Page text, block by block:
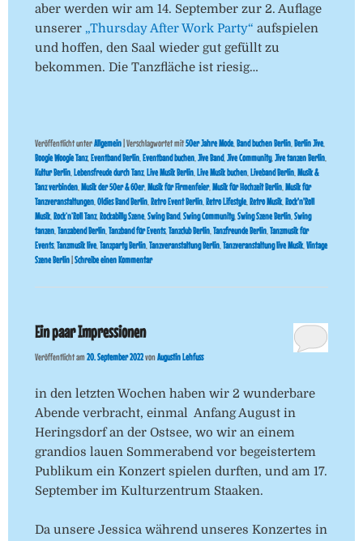
aber werden wir am 14. September zur 2. Auflage
unserer „Thursday After Work Party“ aufspielen
und hoffen, den Saal wieder gut gefüllt zu
bekommen. Die Tanzfläche ist riesig…
Veröffentlicht unterAllgemein|Verschlagwortet mit50er Jahre Mode, Band buchen Berlin, Berlin Jive,
Boogie Woogie Tanz, Eventband Berlin, Eventband buchen, Jive Band, Jive Community, Jive tanzen Berlin,
Kultur Berlin, Lebensfreude durch Tanz, Live Musik Berlin, Live Musik buchen, Liveband Berlin, Musik &
Tanz verbinden, Musik der 50er & 60er, Musik für Firmenfeier, Musik für Hochzeit Berlin, Musik für
Tanzveranstaltungen, Oldies Band Berlin, Retro Event Berlin, Retro Lifestyle, Retro Musik, Rock'n'Roll
Musik, Rock’n’Roll Tanz, Rockabilly Szene, Swing Band, Swing Community, Swing Szene Berlin, Swing
tanzen, Tanzabend Berlin, Tanzband für Events, Tanzclub Berlin, Tanzfreunde Berlin, Tanzmusik für
Events, Tanzmusik live, Tanzparty Berlin, Tanzveranstaltung Berlin, Tanzveranstaltung live Musik, Vintage
Szene Berlin|Schreibe einen Kommentar
Ein paar Impressionen
Veröffentlicht am20. September 2022vonAugustin Lehfuss
in den letzten Wochen haben wir 2 wunderbare
Abende verbracht, einmal Anfang August in
Heringsdorf an der Ostsee, wo wir an einem
grandios lauen Sommerabend vor begeistertem
Publikum ein Konzert spielen durften, und am 17.
September im Kulturzentrum Staaken.
Da unsere Jessica während unseres Konzertes in